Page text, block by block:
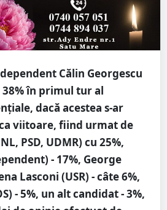
Călin Georgescu
în primul tur al
dacă acestea s-ar
viitoare, fiind urmat de
PSD, UDMR) cu 25%,
- 17%, George
Lasconi (USR) - câte 6%,
- 5%, un alt candidat - 3%,